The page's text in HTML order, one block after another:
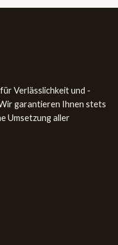
Verlässlichkeit und
garantieren Ihnen stets
Umsetzung aller